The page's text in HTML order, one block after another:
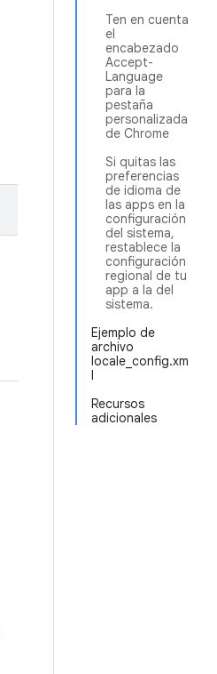
Ten en cuenta
el
encabezado
Accept-
Language
para la
pestaña
personalizada
de Chrome
Si quitas las
preferencias
de idioma de
las apps en la
configuración
del sistema,
restablece la
configuración
regional de tu
app a la del
sistema.
Ejemplo de
archivo
locale_config.xm
l
Recursos
adicionales